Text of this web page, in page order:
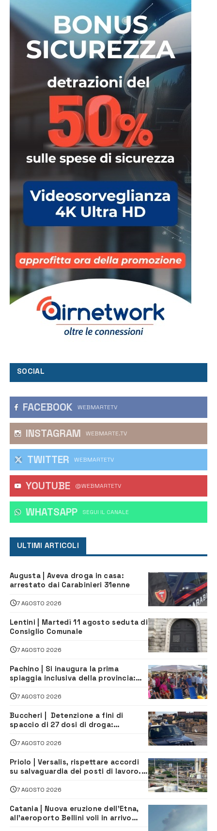
SOCIAL
FACEBOOK WEBMARTETV
INSTAGRAM WEBMARTE.TV
TWITTER WEBMARTETV
YOUTUBE @WEBMARTETV
WHATSAPP ‎SEGUI IL CANALE
ULTIMI ARTICOLI
Augusta | Aveva droga in casa:
arrestato dai Carabinieri 31enne
7 AGOSTO 2026
Lentini | Martedì 11 agosto seduta di
Consiglio Comunale
7 AGOSTO 2026
Pachino | Si inaugura la prima
spiaggia inclusiva della provincia:
tutti
7 AGOSTO 2026
Buccheri | Detenzione a fini di
spaccio di 27 dosi di droga:
7 AGOSTO 2026
Priolo | Versalis, rispettare accordi
su salvaguardia dei posti di lavoro. Il
7 AGOSTO 2026
Catania | Nuova eruzione dell’Etna,
all’aeroporto Bellini voli in arrivo